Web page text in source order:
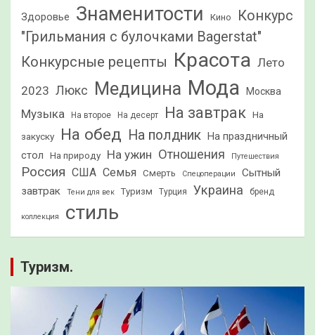
Здоровье Знаменитости Кино
Конкурс
"Грильмания с булочками Bagerstat"
Конкурсные рецепты Красота Лето
2023 Люкс Медицина Мода Москва
Музыка На второе На десерт На завтрак На
закуску На обед На полдник На праздничный
стол
На природу На ужин Отношения Путешествия
Россия США Семья Смерть Спецоперации
Сытный
завтрак
Тени для век Туризм Турция Украина бренд
коллекция стиль
Туризм.